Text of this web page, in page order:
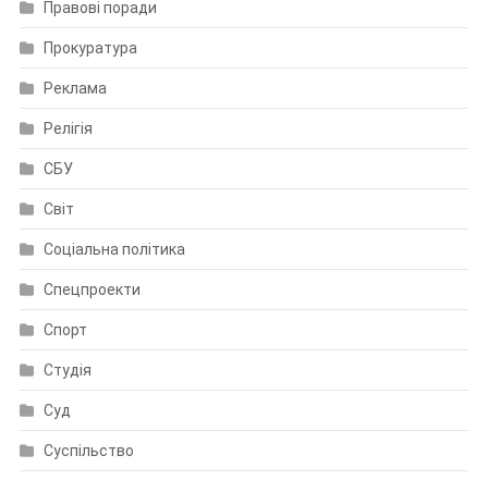
Правові поради
Прокуратура
Реклама
Релігія
СБУ
Світ
Соціальна політика
Спецпроекти
Спорт
Студія
Суд
Суспільство